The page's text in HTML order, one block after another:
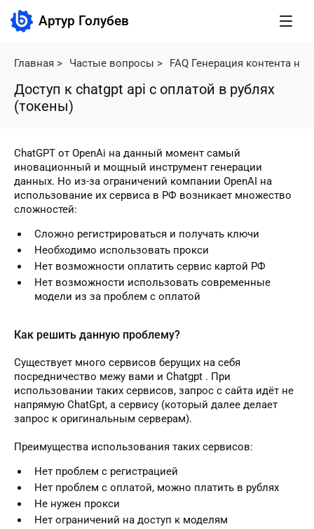
Артур Голубев
Главная > Частые вопросы > FAQ Генерация контента
Доступ к chatgpt api с оплатой в рублях
(токены)
ChatGPT от OpenAi на данный момент самый
иновационный и мощный инструмент генерации
данных. Но из-за ограничений компании OpenAI на
использование их сервиса в РФ возникает множество
сложностей:
Сложно регистрироваться и получать ключи
Необходимо использовать прокси
Нет возможности оплатить сервис картой РФ
Нет возможности использовать современные
модели из за проблем с оплатой
Как решить данную проблему?
Существует много сервисов берущих на себя
посредничество межу вами и Chatgpt . При
использовании таких сервисов, запрос с сайта идёт не
напрямую ChatGpt, а сервису (который далее делает
запрос к оригинальным серверам).
Преимущества использования таких сервисов:
Нет проблем с регистрацией
Нет проблем с оплатой, можно платить в рублях
Не нужен прокси
Нет ограничений на доступ к моделям